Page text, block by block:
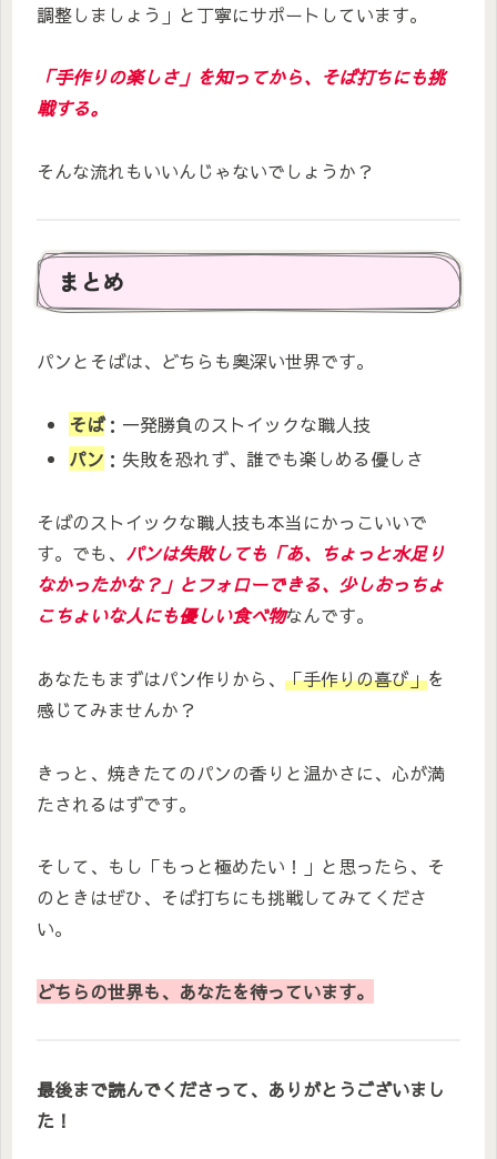
調整しましょう」と丁寧にサポートしています。
「手作りの楽しさ」を知ってから、そば打ちにも挑
戦する。
そんな流れもいいんじゃないでしょうか？
まとめ
パンとそばは、どちらも奥深い世界です。
そば：一発勝負のストイックな職人技
パン ：失敗を恐れず、誰でも楽しめる優しさ
そばのストイックな職人技も本当にかっこいいで
す。でも、 パンは失敗しても「あ、ちょっと水足り
なかったかな？」とフォローできる、少しおっちょ
こちょいな人にも優しい食べ物なんです。
あなたもまずはパン作りから、 「手作りの喜び」を
感じてみませんか？
きっと、焼きたてのパンの香りと温かさに、心が満
たされるはずです。
そして、もし「もっと極めたい！」と思ったら、そ
のときはぜひ、そば打ちにも挑戦してみてくださ
い。
どちらの世界も、あなたを待っています。
最後まで読んでくださって、ありがとうございまし
た！